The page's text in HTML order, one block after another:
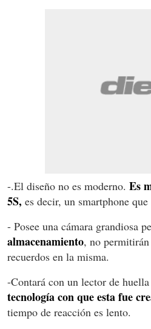
-.El diseño no es moderno. Es
5S, es decir, un smartphone
- Posee una cámara grandiosa
almacenamiento, no
recuerdos en la misma.
-Contará con un lector de
tecnología con que esta fue
tiempo de reacción es lento.